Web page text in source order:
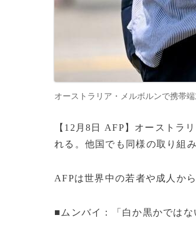
オーストラリア・メルボルンで携帯
【12月8日 AFP】オーストラ
れる。他国でも同様の取り組
AFPは世界中の若者や成人か
■ムンバイ：「白か黒かではな